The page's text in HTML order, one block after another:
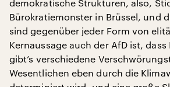
demokratische Strukturen, also,
Bürokratiemonster in Brüssel, und
sind gegenüber jeder Form von
Kernaussage auch der AfD ist, dass
gibt’s verschiedene
Wesentlichen eben durch die